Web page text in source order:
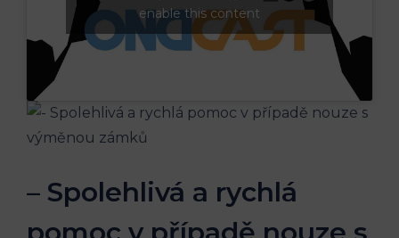
enable this content
– Spolehlivá a rychlá